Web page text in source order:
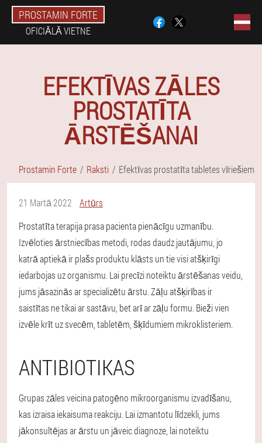
PROSTAMIN FORTE
OFICIĀLĀ VIETNE
EFEKTĪVAS ZĀLES
PROSTATĪTA
ĀRSTĒŠANAI
Prostamin Forte Raksti Efektīvas prostatīta tabletes vīriešiem
21 Martā 2022
Artūrs
Prostatīta terapija prasa pacienta pienācīgu uzmanību.
Izvēloties ārstniecības metodi, rodas daudz jautājumu, jo
katrā aptiekā ir plašs produktu klāsts un tie visi atšķirīgi
iedarbojas uz organismu. Lai precīzi noteiktu ārstēšanas veidu,
jums jāsazinās ar specializētu ārstu. Zāļu atšķirības ir
saistītas ne tikai ar sastāvu, bet arī ar zāļu formu. Bieži vien
izvēle krīt uz svecēm, tabletēm, šķīdumiem mikroklisteriem.
ANTIBIOTIKAS
Grupas zāles veicina patogēno mikroorganismu izvadīšanu,
kas izraisa iekaisuma reakciju. Lai izmantotu līdzekli, jums
jākonsultējas ar ārstu un jāveic diagnoze, lai noteiktu